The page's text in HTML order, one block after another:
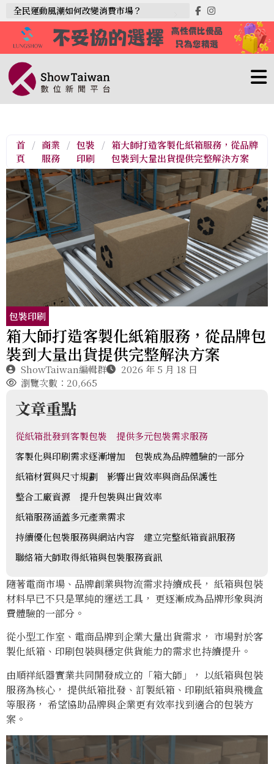
全民運動風潮如何改變消費市場？
首
頁
/ 商業
服務
/ 包裝
印刷
/ 箱大師打造客製化紙箱服務，從品牌
包裝到大量出貨提供完整解決方案
包裝印刷
箱大師打造客製化紙箱服務，從品牌包
裝到大量出貨提供完整解決方案
ShowTaiwan編輯群
2026 年 5 月 18 日
瀏覽次數：20,665
文章重點
從紙箱批發到客製包裝 提供多元包裝需求服務
客製化與印刷需求逐漸增加 包裝成為品牌體驗的一部分
紙箱材質與尺寸規劃 影響出貨效率與商品保護性
整合工廠資源 提升包裝與出貨效率
紙箱服務涵蓋多元產業需求
持續優化包裝服務與網站內容 建立完整紙箱資訊服務
聯絡箱大師取得紙箱與包裝服務資訊
隨著電商市場、品牌創業與物流需求持續成長， 紙箱與包裝
材料早已不只是單純的運送工具， 更逐漸成為品牌形象與消
費體驗的一部分。
從小型工作室、電商品牌到企業大量出貨需求， 市場對於客
製化紙箱、印刷包裝與穩定供貨能力的需求也持續提升。
由順祥紙器實業共同開發成立的「箱大師」， 以紙箱與包裝
服務為核心， 提供紙箱批發、訂製紙箱、印刷紙箱與飛機盒
等服務， 希望協助品牌與企業更有效率找到適合的包裝方
案。